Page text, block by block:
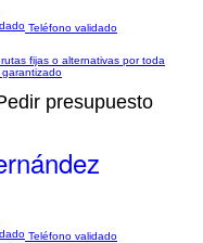
Teléfono validado
fijas o alternativas por toda
presupuesto
Teléfono validado